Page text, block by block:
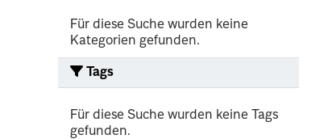
Für diese Suche wurden keine
Kategorien gefunden.
Tags
Für diese Suche wurden keine Tags
gefunden.